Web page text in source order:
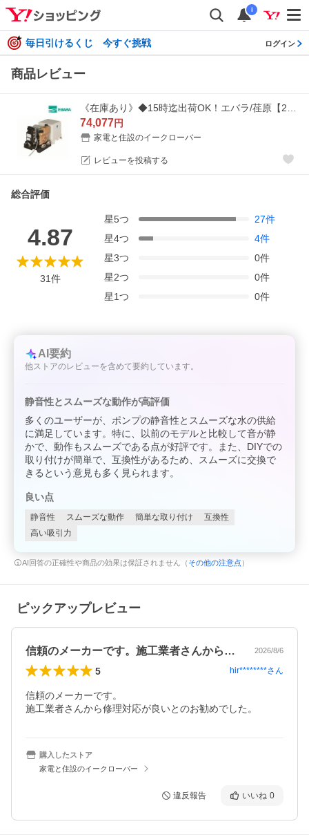
i
毎日引けるくじ 今すぐ挑戦 ログイン
商品レビュー
74,077円
家電と住設のイークローバー
レビューを投稿する
総合評価
4.87
31件
星5つ 27件
星4つ 4件
星3つ 0件
星2つ 0件
星1つ 0件
AI要約
他ストアのレビューを含めて要約しています。
静音性とスムーズな動作が高評価
多くのユーザーが、ポンプの静音性とスムーズな水の供給
に満足しています。特に、以前のモデルと比較して音が静
かで、動作もスムーズである点が好評です。また、DIYでの
取り付けが簡単で、互換性があるため、スムーズに交換で
きるという意見も多く見られます。
良い点
静音性 スムーズな動作 簡単な取り付け
互換性
高い吸引力
AI回答の正確性や商品の効果は保証されません（ その他の注意点 ）
ピックアップレビュー
信頼のメーカーです。施工業者さんから修… 2026/8/6
5 hir********さん
信頼のメーカーです。
施工業者さんから修理対応が良いとのお勧めでした。
購入したストア
家電と住設のイークローバー
違反報告 いいね 0